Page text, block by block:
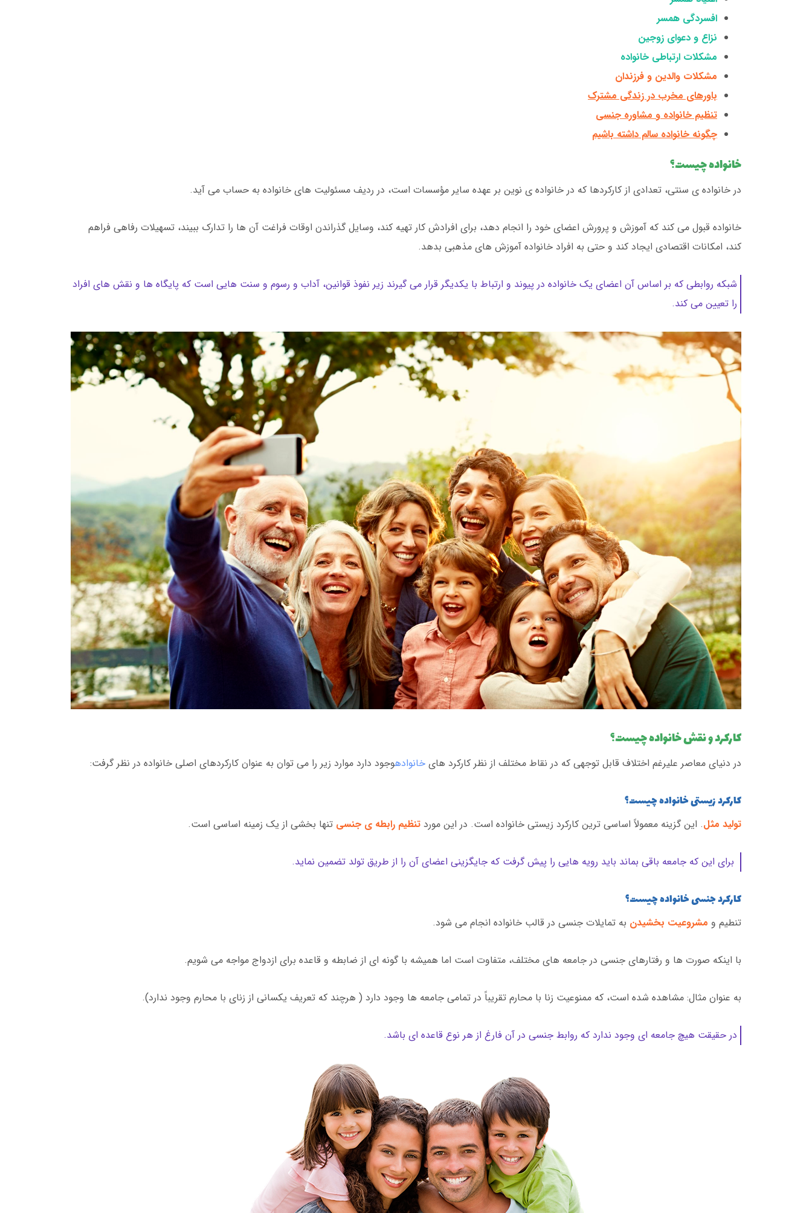
افسردگی همسر
نزاع و دعوای زوجین
مشکلات ارتباطی خانواده
مشکلات والدین و فرزندان
باورهای مخرب در زندگی مشترک
تنظیم خانواده و مشاوره جنسی
چگونه خانواده سالم داشته باشیم
خانواده چیست؟
در خانواده ی سنتی، تعدادی از کارکردها که در خانواده ی نوین بر عهده سایر مؤسسات است، در ردیف مسئولیت های خانواده به حساب می آید.
خانواده قبول می کند که آموزش و پرورش اعضای خود را انجام دهد، برای افرادش کار تهیه کند، وسایل گذراندن اوقات فراغت آن ها را تدارک ببیند، تسهیلات رفاهی فراهم
کند، امکانات اقتصادی ایجاد کند و حتی به افراد خانواده آموزش های مذهبی بدهد.
شبکه روابطی که بر اساس آن اعضای یک خانواده در پیوند و ارتباط با یکدیگر قرار می گیرند زیر نفوذ قوانین، آداب و رسوم و سنت هایی است که پایگاه ها و نقش های افراد
را تعیین می کند.
کارکرد و نقش خانواده چیست؟
در دنیای معاصر علیرغم اختلاف قابل توجهی که در نقاط مختلف از نظر کارکرد های خانوادهوجود دارد موارد زیر را می توان به عنوان کارکردهای اصلی خانواده در نظر گرفت:
کارکرد زیستی خانواده چیست؟
تولید مثل. این گزینه معمولاً اساسی ترین کارکرد زیستی خانواده است. در این مورد تنظیم رابطه ی جنسی تنها بخشی از یک زمینه اساسی است.
برای این که جامعه باقی بماند باید رویه هایی را پیش گرفت که جایگزینی اعضای آن را از طریق تولد تضمین نماید.
کارکرد جنسی خانواده چیست؟
تنطیم و مشروعیت بخشیدن به تمایلات جنسی در قالب خانواده انجام می شود.
با اینکه صورت ها و رفتارهای جنسی در جامعه های مختلف، متفاوت است اما همیشه با گونه ای از ضابطه و قاعده برای ازدواج مواجه می شویم.
به عنوان مثال: مشاهده شده است، که ممنوعیت زنا با محارم تقریباً در تمامی جامعه ها وجود دارد ( هرچند که تعریف یکسانی از زنای با محارم وجود ندارد).
در حقیقت هیچ جامعه ای وجود ندارد که روابط جنسی در آن فارغ از هر نوع قاعده ای باشد.